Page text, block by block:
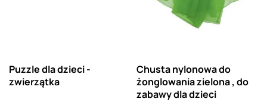
Puzzle dla dzieci -
zwierzątka
Chusta nylonowa do
żonglowania zielona , do
zabawy dla dzieci